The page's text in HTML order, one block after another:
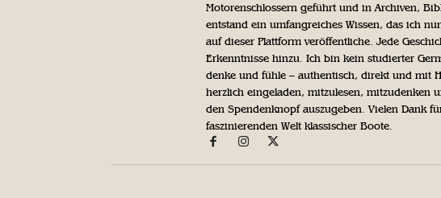
Motorenschlossern geführt und in Archiven,
entstand ein umfangreiches Wissen, das ich
auf dieser Plattform veröffentliche. Jede
Erkenntnisse hinzu. Ich bin kein studierter
denke und fühle – authentisch, direkt und mit
herzlich eingeladen, mitzulesen, mitzudenken
den Spendenknopf auszugeben. Vielen Dank
faszinierenden Welt klassischer Boote.